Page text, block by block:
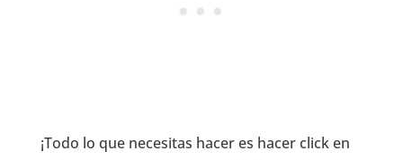
¡Todo lo que necesitas hacer es hacer click en